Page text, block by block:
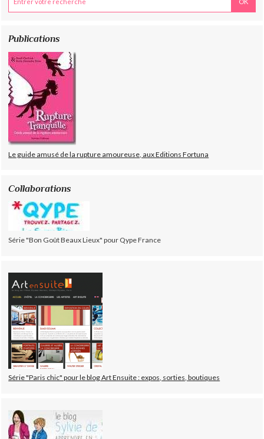
Publications
Le guide amusé de la rupture amoureuse, aux Editions Fortuna
Collaborations
Série "Bon Goût Beaux Lieux" pour Qype France
Série "Paris chic" pour le blog Art Ensuite : expos, sorties, boutiques